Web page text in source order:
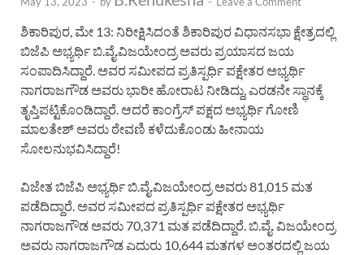
ಶಿಕಾರಿಪುರ, ಮೇ 13: ನಿರೀಕ್ಷಿಸಿದಂತೆ ಶಿಕಾರಿಪುರ ವಿಧಾನಸಭಾ ಕ್ಷೇತ್ರದಲ್ಲಿ
ಬಿಜೆಪಿ ಅಭ್ಯರ್ಥಿ ಬಿ.ವೈ.ವಿಜಯೇಂದ್ರ ಅವರು ಪ್ರಯಾಸದ ಜಯ
ಸಂಪಾದಿಸಿದ್ದಾರೆ. ಅವರ ಸಮೀಪದ ಪ್ರತಿಸ್ಪರ್ಧಿ ಪಕ್ಷೇತರ ಅಭ್ಯರ್ಥಿ
ನಾಗರಾಜಗೌಡ ಅವರು ಭಾರೀ ಹೋರಾಟ ನೀಡಿದ್ದು, ಎರಡನೇ ಸ್ಥಾನಕ್ಕೆ
ತೃಪ್ತಿಪಟ್ಟಿಕೊಂಡಿದ್ದಾರೆ. ಆದರೆ ಕಾಂಗ್ರೆಸ್ ಪಕ್ಷದ ಅಭ್ಯರ್ಥಿ ಗೋಣಿ
ಮಾಲತೇಶ್ ಅವರು ಠೇವಣಿ ಕಳೆದುಕೊಂಡು ಹೀನಾಯ
ಸೋಲನುಭವಿಸಿದ್ದಾರೆ!
ವಿಜೇತ ಬಿಜೆಪಿ ಅಭ್ಯರ್ಥಿ ಬಿ.ವೈ.ವಿಜಯೇಂದ್ರ ಅವರು 81,015 ಮತ
ಪಡೆದಿದ್ದಾರೆ. ಅವರ ಸಮೀಪದ ಪ್ರತಿಸ್ಪರ್ಧಿ ಪಕ್ಷೇತರ ಅಭ್ಯರ್ಥಿ
ನಾಗರಾಜಗೌಡ ಅವರು 70,371 ಮತ ಪಡೆದಿದ್ದಾರೆ. ಬಿ.ವೈ. ವಿಜಯೇಂದ್ರ
ಅವರು ನಾಗರಾಜಗೌಡ ಎದುರು 10,644 ಮತಗಳ ಅಂತರದಲ್ಲಿ ಜಯ